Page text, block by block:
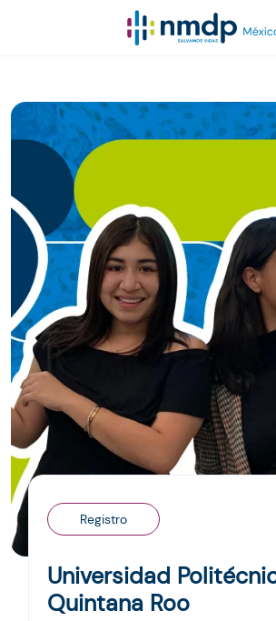
Registro
Universidad
Quintana Roo